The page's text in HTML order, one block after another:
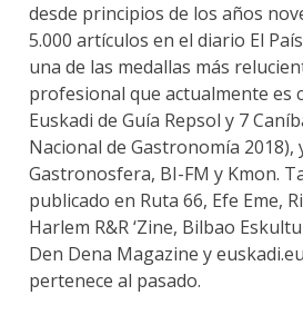
desde principios de los años
5.000 artículos en el diario El
una de las medallas más
profesional que actualmente es
Euskadi de Guía Repsol y 7
Nacional de Gastronomía 2018),
Gastronosfera, BI-FM y Kmon.
publicado en Ruta 66, Efe Eme,
Harlem R&R ‘Zine, Bilbao
Den Dena Magazine y
pertenece al pasado.